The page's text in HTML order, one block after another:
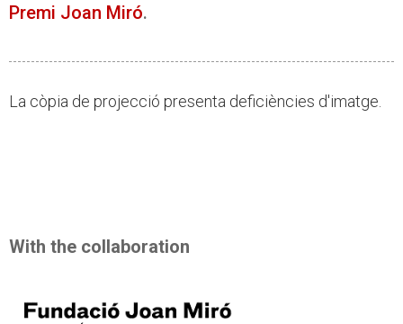
Premi Joan Miró.
La còpia de projecció presenta deficiències d'imatge.
With the collaboration